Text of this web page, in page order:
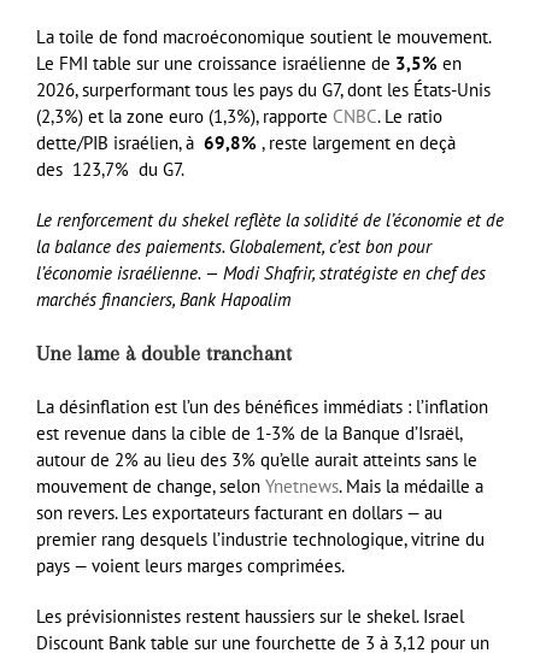
La toile de fond macroéconomique soutient le mouvement.
Le FMI table sur une croissance israélienne de 3,5% en
2026, surperformant tous les pays du G7, dont les États-Unis
(2,3%) et la zone euro (1,3%), rapporte CNBC. Le ratio
dette/PIB israélien, à 69,8% , reste largement en deçà
des 123,7% du G7.
Le renforcement du shekel reflète la solidité de l’économie et de
la balance des paiements. Globalement, c’est bon pour
l’économie israélienne. — Modi Shafrir, stratégiste en chef des
marchés financiers, Bank Hapoalim
Une lame à double tranchant
La désinflation est l’un des bénéfices immédiats : l’inflation
est revenue dans la cible de 1-3% de la Banque d’Israël,
autour de 2% au lieu des 3% qu’elle aurait atteints sans le
mouvement de change, selon Ynetnews. Mais la médaille a
son revers. Les exportateurs facturant en dollars — au
premier rang desquels l’industrie technologique, vitrine du
pays — voient leurs marges comprimées.
Les prévisionnistes restent haussiers sur le shekel. Israel
Discount Bank table sur une fourchette de 3 à 3,12 pour un